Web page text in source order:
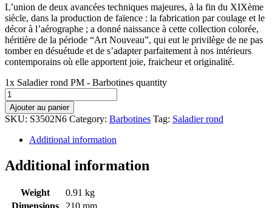
L’union de deux avancées techniques majeures, à la fin du XIXème
siècle, dans la production de faïence : la fabrication par coulage et le
décor à l’aérographe ; a donné naissance à cette collection colorée,
héritière de la période “Art Nouveau”, qui eut le privilège de ne pas
tomber en désuétude et de s’adapter parfaitement à nos intérieurs
contemporains où elle apportent joie, fraicheur et originalité.
1x Saladier rond PM - Barbotines quantity
Ajouter au panier
SKU: S3502N6 Category: Barbotines Tag: Saladier rond
Additional information
Additional information
Weight
0.91 kg